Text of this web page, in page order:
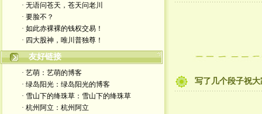
· 无语问苍天，苍天问老川
· 要脸不？
· 如此赤裸裸的钱权交易！
· 四大股神，唯川普独尊！
友好链接
· 艺萌：艺萌的博客
· 绿岛阳光：绿岛阳光的博客
· 雪山下的绛珠草：雪山下的绛珠草
· 杭州阿立：杭州阿立
写了几个段子祝